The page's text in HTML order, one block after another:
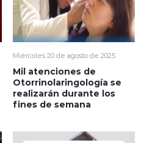
Miércoles 20 de agosto de 2025
Mil atenciones de
Otorrinolaringología se
realizarán durante los
fines de semana